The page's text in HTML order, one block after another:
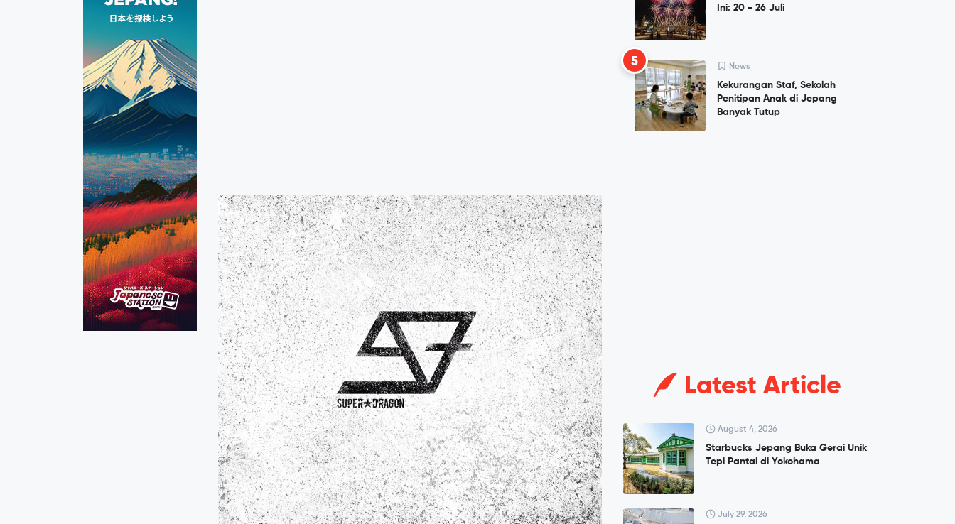
Ini: 20 - 26 Juli
5 News
Kekurangan Staf, Sekolah
Penitipan Anak di Jepang
Banyak Tutup
Latest Article
August 4, 2026
Starbucks Jepang Buka Gerai Unik
Tepi Pantai di Yokohama
July 29, 2026